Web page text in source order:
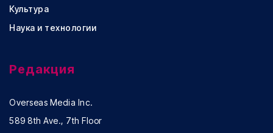
Культура
Наука и технологии
Редакция
Overseas Media Inc.
589 8th Ave., 7th Floor